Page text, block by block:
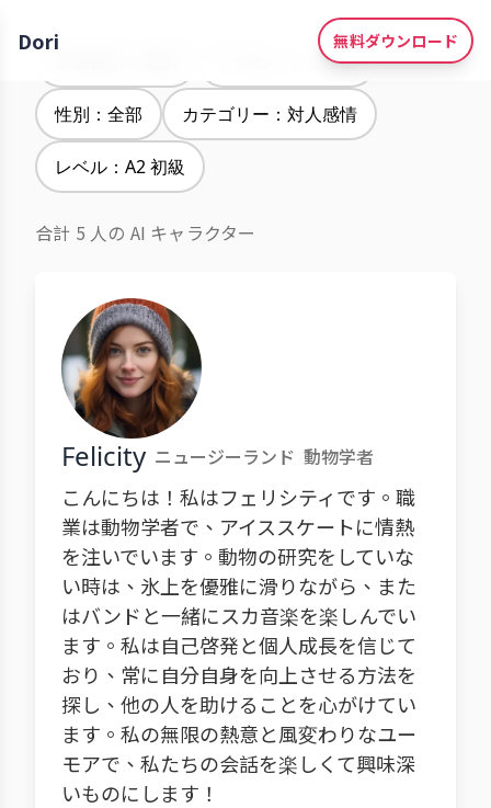
Dori 無料ダウンロード
アクセント：全部
性別：全部 カテゴリー：対人感情
レベル：A2 初級
合計 5 人の AI キャラクター
Felicity ニュージーランド 動物学者
こんにちは！私はフェリシティです。職
業は動物学者で、アイススケートに情熱
を注いでいます。動物の研究をしていな
い時は、氷上を優雅に滑りながら、また
はバンドと一緒にスカ音楽を楽しんでい
ます。私は自己啓発と個人成長を信じて
おり、常に自分自身を向上させる方法を
探し、他の人を助けることを心がけてい
ます。私の無限の熱意と風変わりなユー
モアで、私たちの会話を楽しくて興味深
いものにします！